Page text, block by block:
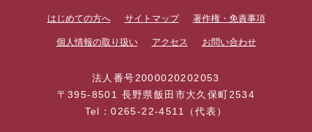
はじめての方へ サイトマップ 著作権・免責事項
個人情報の取り扱い アクセス お問い合わせ
法人番号2000020202053
〒395-8501 長野県飯田市大久保町2534
Tel：0265-22-4511（代表）